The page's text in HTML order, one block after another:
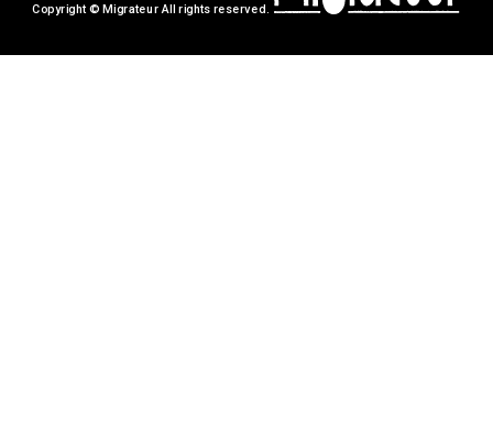
Copyright © Migrateur All rights reserved.